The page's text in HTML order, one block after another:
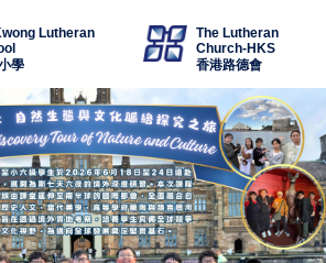
Lutheran
學
The Lutheran
Church-HKS
香港路德會